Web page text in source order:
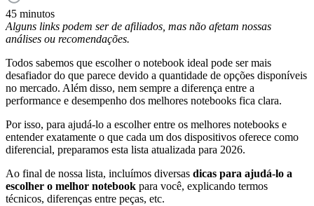
45 minutos
Alguns links podem ser de afiliados, mas não afetam nossas
análises ou recomendações.
Todos sabemos que escolher o notebook ideal pode ser mais
desafiador do que parece devido a quantidade de opções disponíveis
no mercado. Além disso, nem sempre a diferença entre a
performance e desempenho dos melhores notebooks fica clara.
Por isso, para ajudá-lo a escolher entre os melhores notebooks e
entender exatamente o que cada um dos dispositivos oferece como
diferencial, preparamos esta lista atualizada para 2026.
Ao final de nossa lista, incluímos diversas dicas para ajudá-lo a
escolher o melhor notebook para você, explicando termos
técnicos, diferenças entre peças, etc.